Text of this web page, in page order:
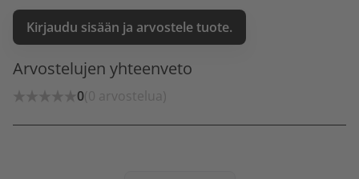
Kirjaudu sisään ja arvostele tuote.
Arvostelujen yhteenveto
0(0 arvostelua)